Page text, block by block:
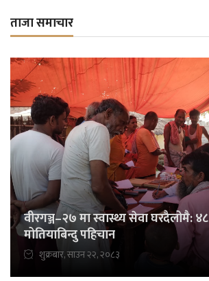
ताजा समाचार
वीरगञ्ज–२७ मा स्वास्थ्य सेवा घरदैलोमै:
मोतियाबिन्दु पहिचान
शुक्रबार, साउन २२, २०८३